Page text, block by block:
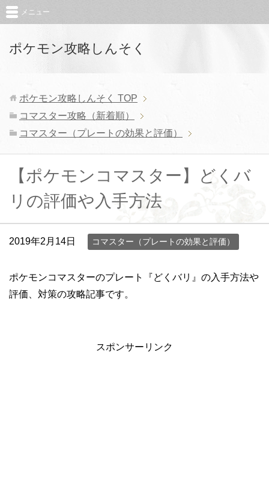
ポケモン攻略しんそく
メニュー
ポケモン攻略しんそく TOP
コマスター攻略（新着順）
コマスター（プレートの効果と評価）
【ポケモンコマスター】どくバ
リの評価や入手方法
2019年2月14日 コマスター（プレートの効果と評価）
ポケモンコマスターのプレート『どくバリ』の入手方法や
評価、対策の攻略記事です。
スポンサーリンク